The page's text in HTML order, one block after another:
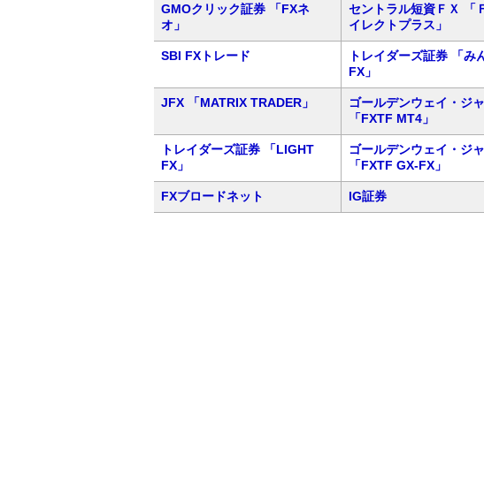
GMOクリック証券 「FXネ
オ」
セントラル短資ＦＸ 「
イレクトプラス」
SBI FXトレード
トレイダーズ証券 「み
FX」
JFX 「MATRIX TRADER」
ゴールデンウェイ・ジ
「FXTF MT4」
トレイダーズ証券 「LIGHT
FX」
ゴールデンウェイ・ジ
「FXTF GX-FX」
FXブロードネット IG証券